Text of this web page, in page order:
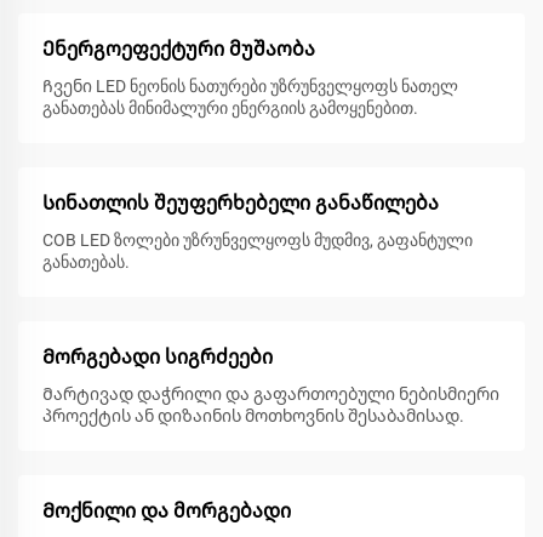
Ენერგოეფექტური მუშაობა
Ჩვენი LED ნეონის ნათურები უზრუნველყოფს ნათელ
განათებას მინიმალური ენერგიის გამოყენებით.
Სინათლის შეუფერხებელი განაწილება
COB LED ზოლები უზრუნველყოფს მუდმივ, გაფანტული
განათებას.
Მორგებადი სიგრძეები
Მარტივად დაჭრილი და გაფართოებული ნებისმიერი
პროექტის ან დიზაინის მოთხოვნის შესაბამისად.
Მოქნილი და მორგებადი